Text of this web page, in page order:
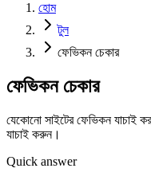
হোম
টুল
ফেভিকন চেকার
ফেভিকন চেকার
যেকোনো সাইটের ফেভিকন যাচাই
যাচাই করুন।
Quick answer